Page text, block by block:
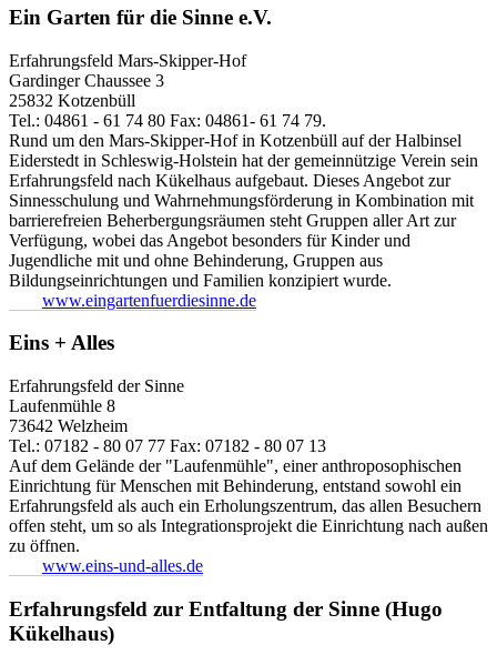
Ein Garten für die Sinne e.V.
Erfahrungsfeld Mars-Skipper-Hof
Gardinger Chaussee 3
25832 Kotzenbüll
Tel.: 04861 - 61 74 80 Fax: 04861- 61 74 79.
Rund um den Mars-Skipper-Hof in Kotzenbüll auf der Halbinsel
Eiderstedt in Schleswig-Holstein hat der gemeinnützige Verein sein
Erfahrungsfeld nach Kükelhaus aufgebaut. Dieses Angebot zur
Sinnesschulung und Wahrnehmungsförderung in Kombination mit
barrierefreien Beherbergungsräumen steht Gruppen aller Art zur
Verfügung, wobei das Angebot besonders für Kinder und
Jugendliche mit und ohne Behinderung, Gruppen aus
Bildungseinrichtungen und Familien konzipiert wurde.
www.eingartenfuerdiesinne.de
Eins + Alles
Erfahrungsfeld der Sinne
Laufenmühle 8
73642 Welzheim
Tel.: 07182 - 80 07 77 Fax: 07182 - 80 07 13
Auf dem Gelände der "Laufenmühle", einer anthroposophischen
Einrichtung für Menschen mit Behinderung, entstand sowohl ein
Erfahrungsfeld als auch ein Erholungszentrum, das allen Besuchern
offen steht, um so als Integrationsprojekt die Einrichtung nach außen
zu öffnen.
www.eins-und-alles.de
Erfahrungsfeld zur Entfaltung der Sinne (Hugo
Kükelhaus)